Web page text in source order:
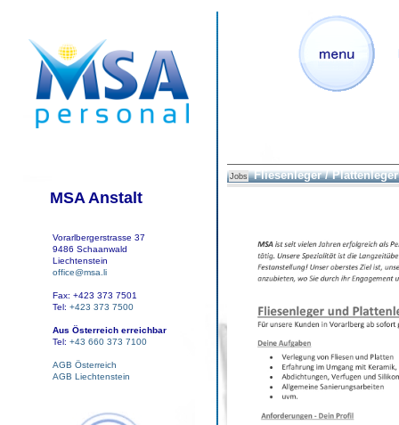
MSA Anstalt
Vorarlbergerstrasse 37
9486 Schaanwald
Liechtenstein
office@msa.li
Fax: +423 373 7501
Tel: +423 373 7500
Aus Österreich erreichbar
Tel: +43 660 373 7100
AGB Österreich
AGB Liechtenstein
Jobs Fliesenleger / Plattenleger